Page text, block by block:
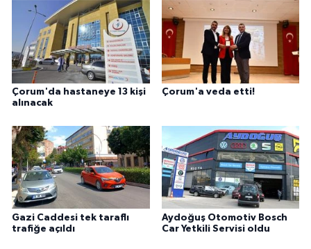
Çorum'da hastaneye 13 kişi
alınacak
Çorum'a veda etti!
Gazi Caddesi tek taraflı
trafiğe açıldı
Aydoğuş Otomotiv Bosch
Car Yetkili Servisi oldu